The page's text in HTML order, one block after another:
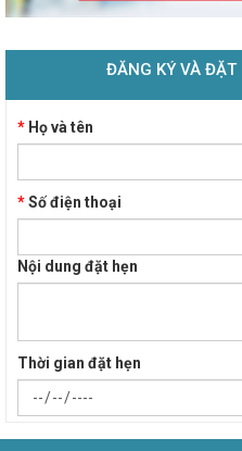
ĐĂNG KÝ VÀ ĐẶT
* Họ và tên
*Số điện thoại
Nội dung đặt hẹn
Thời gian đặt hẹn